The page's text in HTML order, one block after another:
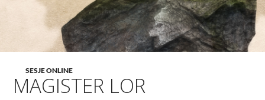
SESJE ONLINE
MAGISTER LOR